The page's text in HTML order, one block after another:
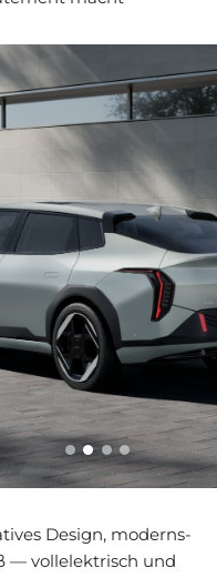
Design, moderns­
— voll­elek­trisch und